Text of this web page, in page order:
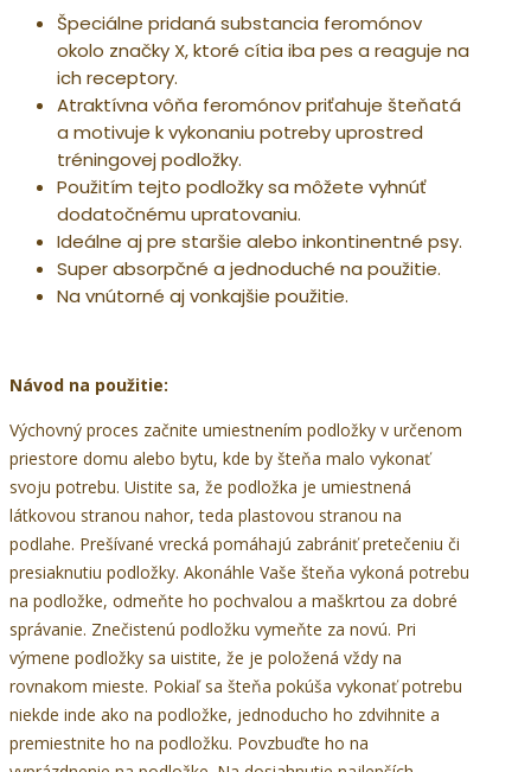
Špeciálne pridaná substancia feromónov
okolo značky X, ktoré cítia iba pes a reaguje na
ich receptory.
Atraktívna vôňa feromónov priťahuje šteňatá
a motivuje k vykonaniu potreby uprostred
tréningovej podložky.
Použitím tejto podložky sa môžete vyhnúť
dodatočnému upratovaniu.
Ideálne aj pre staršie alebo inkontinentné psy.
Super absorpčné a jednoduché na použitie.
Na vnútorné aj vonkajšie použitie.
Návod na použitie:
Výchovný proces začnite umiestnením podložky v určenom
priestore domu alebo bytu, kde by šteňa malo vykonať
svoju potrebu. Uistite sa, že podložka je umiestnená
látkovou stranou nahor, teda plastovou stranou na
podlahe. Prešívané vrecká pomáhajú zabrániť pretečeniu či
presiaknutiu podložky. Akonáhle Vaše šteňa vykoná potrebu
na podložke, odmeňte ho pochvalou a maškrtou za dobré
správanie. Znečistenú podložku vymeňte za novú. Pri
výmene podložky sa uistite, že je položená vždy na
rovnakom mieste. Pokiaľ sa šteňa pokúša vykonať potrebu
niekde inde ako na podložke, jednoducho ho zdvihnite a
premiestnite ho na podložku. Povzbuďte ho na